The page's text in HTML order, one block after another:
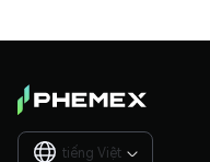
tiếng Việt 